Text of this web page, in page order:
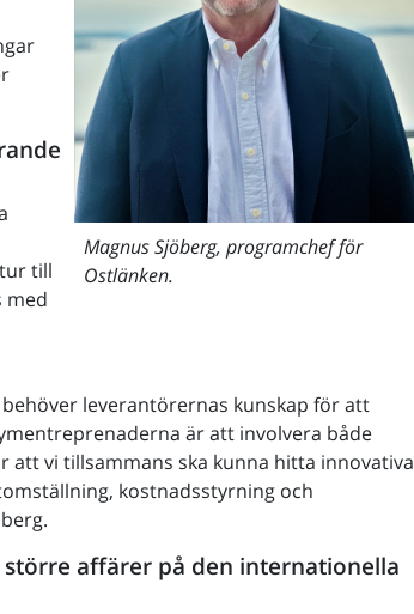
Magnus Sjöberg, programchef för
Ostlänken.
till
med
leverantörernas kunskap för att
är att involvera både
vi tillsammans ska kunna hitta innovativa
kostnadsstyrning och
affärer på den internationella